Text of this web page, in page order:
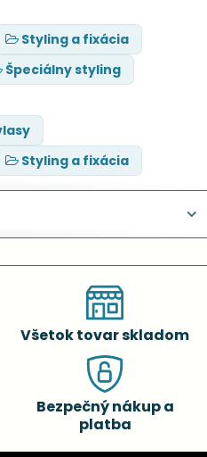
Styling a fixácia
Špeciálny styling
Styling a fixácia
Všetok tovar skladom
Bezpečný nákup a
platba